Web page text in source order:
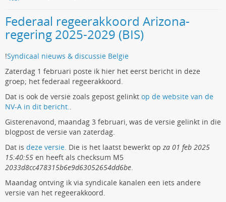
Federaal regeerakkoord Arizona-
regering 2025-2029 (BIS)
!Syndicaal nieuws & discussie Belgie
Zaterdag 1 februari poste ik hier het eerst bericht in deze
groep; het federaal regeerakkoord.
Dat is ook de versie zoals gepost gelinkt op de website van de
NV-A in dit bericht.
Gisterenavond, maandag 3 februari, was de versie gelinkt in die
blogpost de versie van zaterdag.
Dat is deze versie. Die is het laatst bewerkt op za 01 feb 2025
15:40:55 en heeft als checksum M5
2033d8cc478315b6e9d63052654dd6be
Maandag ontving ik via syndicale kanalen een iets andere
versie van het regeerakkoord.